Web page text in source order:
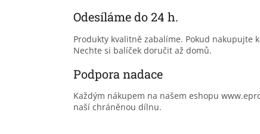
Odesíláme do 24 h.
Produkty kvalitně zabalíme. Pokud nakupujte
Nechte si balíček doručit až domů.
Podpora nadace
Každým nákupem na našem eshopu
naší chráněnou dílnu.